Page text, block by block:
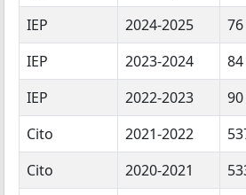
IEP
2024-2025
76
IEP
2023-2024
84
IEP
2022-2023
90
Cito
2021-2022
Cito
2020-2021